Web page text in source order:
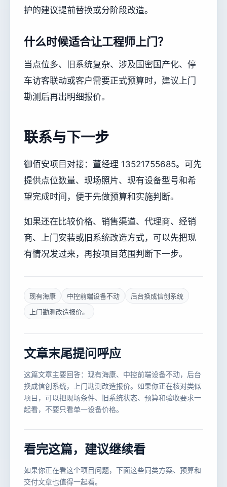
护的建议提前替换或分阶段改造。
什么时候适合让工程师上门？
当点位多、旧系统复杂、涉及国密国产化、停
车访客联动或客户需要正式预算时，建议上门
勘测后再出明细报价。
联系与下一步
御佰安项目对接：董经理 13521755685。可先
提供点位数量、现场照片、现有设备型号和希
望完成时间，便于先做预算和实施判断。
如果还在比较价格、销售渠道、代理商、经销
商、上门安装或旧系统改造方式，可以先把现
有情况发过来，再按项目范围判断下一步。
现有海康 中控前端设备不动
后台换成信创系统
上门勘测改造报价。
文章末尾提问呼应
这篇文章主要回答：现有海康、中控前端设备不动，后台
换成信创系统，上门勘测改造报价。如果你正在核对类似
项目，可以把现场条件、旧系统状态、预算和验收要求一
起看，不要只看单一设备价格。
看完这篇，建议继续看
如果你正在看这个项目问题，下面这些同类方案、预算和
交付文章也值得一起看。